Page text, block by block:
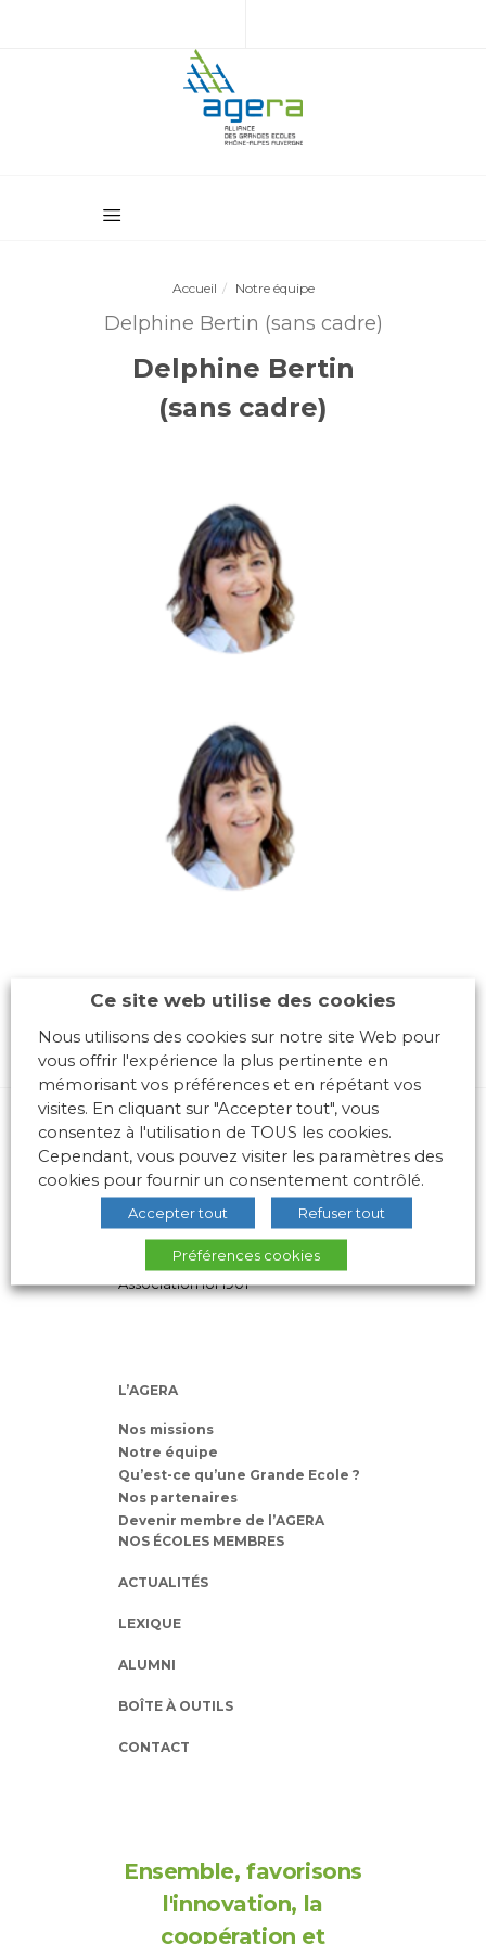
Accueil Notre équipe
Delphine Bertin (sans cadre)
Delphine Bertin
(sans cadre)
10 place des Archives – Bât G –
69288 LYON Cedex 02
Association loi 1901
L’AGERA
Nos missions
Notre équipe
Qu’est-ce qu’une Grande Ecole ?
Nos partenaires
Devenir membre de l’AGERA
NOS ÉCOLES MEMBRES
ACTUALITÉS
LEXIQUE
ALUMNI
BOÎTE À OUTILS
CONTACT
Ensemble, favorisons
l'innovation, la
coopération et
Ce site web utilise des cookies
Nous utilisons des cookies sur notre site Web pour
vous offrir l'expérience la plus pertinente en
mémorisant vos préférences et en répétant vos
visites. En cliquant sur "Accepter tout", vous
consentez à l'utilisation de TOUS les cookies.
Cependant, vous pouvez visiter les paramètres des
cookies pour fournir un consentement contrôlé.
Accepter tout Refuser tout
Préférences cookies